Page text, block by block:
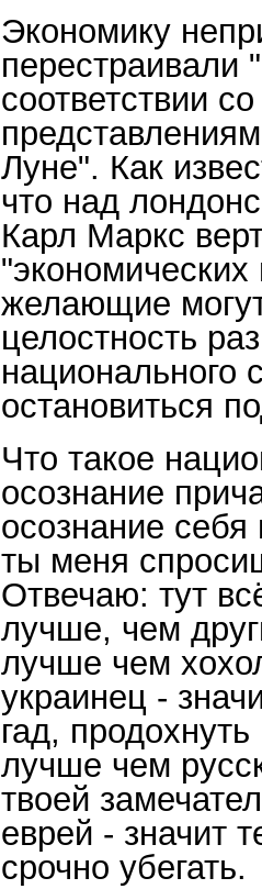
Экономику
перестраивали
соответствии
Луне". Как
что над
Карл Маркс
желающие
целостность
национального
остановиться
Что такое
осознание
осознание
ты меня
Отвечаю: тут
лучше, чем
лучше чем
украинец -
гад,
лучше чем
твоей
еврей - значит
срочно убегать.